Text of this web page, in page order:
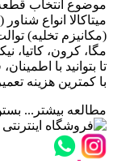
موضوع انتخاب
میتاکالا انواع
(مکانیزم تخلیه)
مگا، کرون، کاتیا،
تا بتوانید با
با کمترین هزینه
مطالعه بیشتر...